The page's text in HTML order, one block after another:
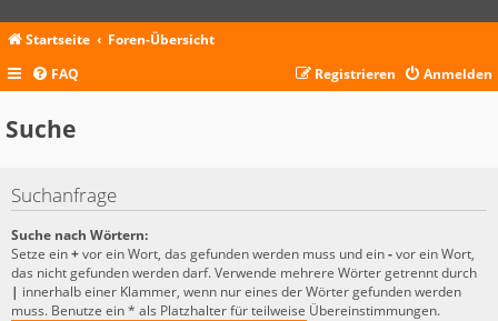
Startseite
Foren-Übersicht
FAQ
Anmelden
Registrieren
Suche
Suchanfrage
Suche nach Wörtern:
Setze ein+vor ein Wort, das gefunden werden muss und ein-vor ein Wort,
das nicht gefunden werden darf. Verwende mehrere Wörter getrennt durch
| innerhalb einer Klammer, wenn nur eines der Wörter gefunden werden
muss. Benutze ein * als Platzhalter für teilweise Übereinstimmungen.